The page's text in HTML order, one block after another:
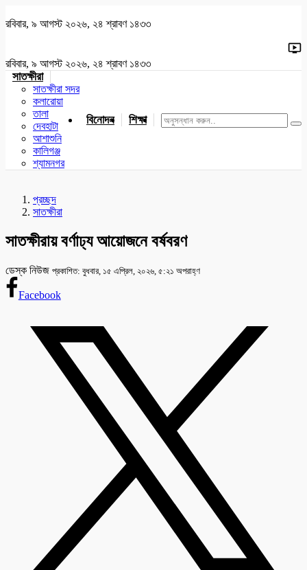
রবিবার, ৯ আগস্ট ২০২৬, ২৪ শ্রাবণ ১৪৩৩
রবিবার, ৯ আগস্ট ২০২৬, ২৪ শ্রাবণ ১৪৩৩
সাতক্ষীরা
সাতক্ষীরা সদর
কলারোয়া
তালা
দেবহাটা
আশাশুনি
কালিগঞ্জ
শ্যামনগর
বিনোদন শিক্ষা খেলাধুলা জাতীয় যশোর
প্রচ্ছদ
সাতক্ষীরা
সাতক্ষীরায় বর্ণাঢ্য আয়োজনে বর্ষবরণ
ডেস্ক নিউজ প্রকাশিত: বুধবার, ১৫ এপ্রিল, ২০২৬, ৫:২১ অপরাহ্ণ
Facebook